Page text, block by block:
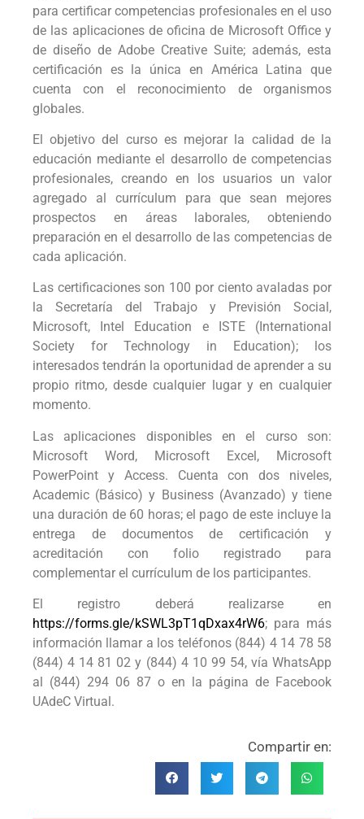
para certificar competencias profesionales en el uso
de las aplicaciones de oficina de Microsoft Office y
de diseño de Adobe Creative Suite; además, esta
certificación es la única en América Latina que
cuenta con el reconocimiento de organismos
globales.
El objetivo del curso es mejorar la calidad de la
educación mediante el desarrollo de competencias
profesionales, creando en los usuarios un valor
agregado al currículum para que sean mejores
prospectos en áreas laborales, obteniendo
preparación en el desarrollo de las competencias de
cada aplicación.
Las certificaciones son 100 por ciento avaladas por
la Secretaría del Trabajo y Previsión Social,
Microsoft, Intel Education e ISTE (International
Society for Technology in Education); los
interesados tendrán la oportunidad de aprender a su
propio ritmo, desde cualquier lugar y en cualquier
momento.
Las aplicaciones disponibles en el curso son:
Microsoft Word, Microsoft Excel, Microsoft
PowerPoint y Access. Cuenta con dos niveles,
Academic (Básico) y Business (Avanzado) y tiene
una duración de 60 horas; el pago de este incluye la
entrega de documentos de certificación y
acreditación con folio registrado para
complementar el currículum de los participantes.
El registro deberá realizarse en
https://forms.gle/kSWL3pT1qDxax4rW6; para más
información llamar a los teléfonos (844) 4 14 78 58
(844) 4 14 81 02 y (844) 4 10 99 54, vía WhatsApp
al (844) 294 06 87 o en la página de Facebook
UAdeC Virtual.
Compartir en: